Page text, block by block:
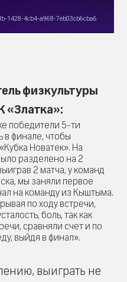
физкультуры
«Златка»:
победители 5-ти
в финале, чтобы
Новатек». На
разделено на 2
2 матча, у команд
мы заняли первое
на команду из Кыштыма.
по ходу встречи,
боль, так как
сравняли счет и по
выйдя в финал».
выиграть не